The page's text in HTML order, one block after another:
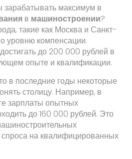
зарабатывать максимум в
в машиностроении?
такие как Москва и Санкт-
уровню компенсации.
до 200 000 рублей в
опыте и квалификации.
в последние годы некоторые
столицу. Например, в
зарплаты опытных
до 160 000 рублей. Это
на квалифицированных